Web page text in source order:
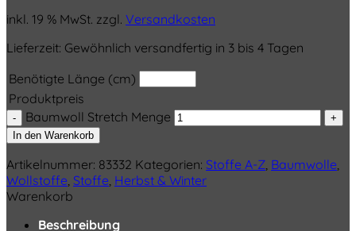
inkl. 19 % MwSt. zzgl. Versandkosten
Lieferzeit: Gewöhnlich versandfertig in 3 bis 4 Tagen
Benötigte Länge (cm)
Produktpreis
Baumwoll Stretch Menge
In den Warenkorb
Artikelnummer: 83332 Kategorien: Stoffe A-Z Baumwolle
Wollstoffe Stoffe Herbst & Winter
Warenkorb
Beschreibung